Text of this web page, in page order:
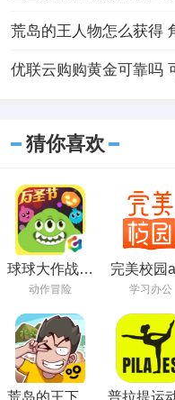
荒岛的王人物怎么获得
优联云购购黄金可靠吗
猜你喜欢
球球大作战最
新版本下载安
动作冒险
完美校园
最新版下
学习办公
荒岛的王下载 普拉提运